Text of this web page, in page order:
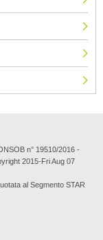
n° 19510/2016 -
2015-Fri Aug 07
al Segmento STAR